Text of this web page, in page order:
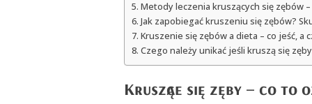
Metody leczenia kruszących się zębów
Jak zapobiegać kruszeniu się zębów?
Kruszenie się zębów a dieta – co jeść, a
Czego należy unikać jeśli kruszą się
Kruszące się zęby – co